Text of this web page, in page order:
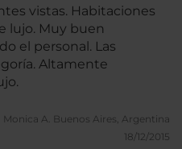
vistas. Habitaciones
buen
lujo.
Monica A. Buenos Aires, Argentina
18/12/2015